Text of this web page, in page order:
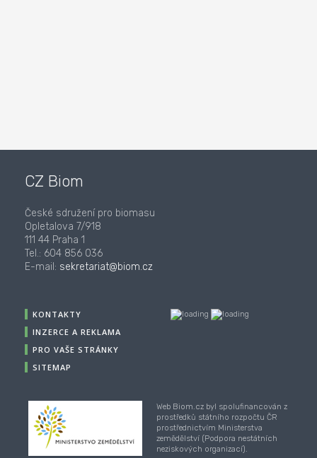
CZ Biom
České sdružení pro biomasu
Opletalova 7/918
111 44 Praha 1
Tel.: 604 856 036
E-mail: sekretariat@biom.cz
KONTAKTY
INZERCE A REKLAMA
PRO VAŠE STRÁNKY
SITEMAP
Web Biom.cz byl spolufinancován z
prostředků státního rozpočtu ČR
prostřednictvím Ministerstva
zemědělství (Podpora nestátních
neziskových organizací).